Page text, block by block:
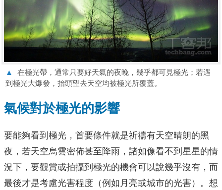
▲
在極光帶，通常只要好天氣的夜晚，幾乎都可見極光；若遇
到極光大爆發，抬頭望去天空均被極光所覆蓋。
氣候對於極光的影響
要能夠看到極光，首要條件就是祈禱有天空晴朗的黑
夜，若天空烏雲密佈甚至降雨，諸如像看不到星星的情
況下，要觀賞或拍攝到極光的機會可以說幾乎沒有，而
最後才是考慮光害程度（例如月亮或城市的光害）。想